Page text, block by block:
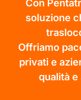
Con
soluzione
Offriamo
privati e
qualità